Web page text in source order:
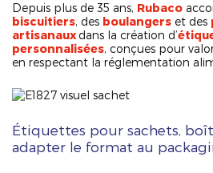
Depuis plus de 35 ans, Rubaco
biscuitiers, des boulangers et des
artisanaux dans la création d’
personnalisées, conçues pour
en respectant la réglementation
Étiquettes pour sachets,
adapter le format au